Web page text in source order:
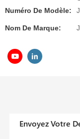
Numéro De Modèle:
Nom De Marque:
Envoyez Votre